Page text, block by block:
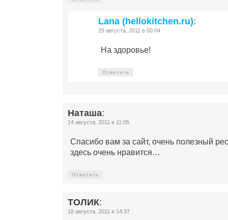
Lana (hellokitchen.ru):
29 августа, 2011 в 00:04
На здоровье!
Ответить
Наташа:
14 августа, 2011 в 11:05
Спасибо вам за сайт, очень полезный
здесь очень нравится…
Ответить
ТОЛИК:
18 августа, 2011 в 14:37